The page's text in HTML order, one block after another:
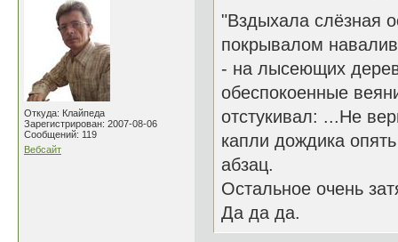
Откуда: Клайпеда
Зарегистрирован: 2007-08-06
Сообщений: 119
Вебсайт
"Вздыхала слёзная
покрывалом
- на лысеющих
обеспокоенные
отстукивал: ...Не
капли дождика
абзац.
Остальное очень
Да да да.